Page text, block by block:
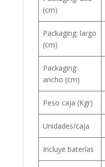
(cm)
Packaging: largo
(cm)
Packaging:
ancho (cm)
Peso caja (Kgr)
Unidades/caja
Incluye baterías